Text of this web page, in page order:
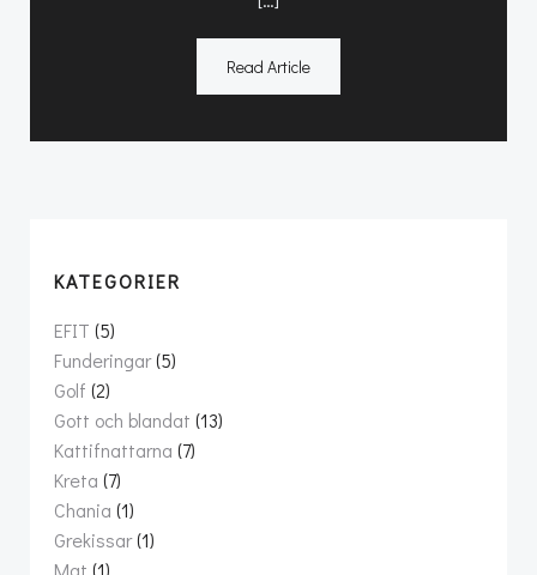
Read Article
KATEGORIER
EFIT (5)
Funderingar(5)
Golf (2)
Gott och blandat (13)
Kattifnattarna (7)
Kreta (7)
Chania (1)
Grekissar(1)